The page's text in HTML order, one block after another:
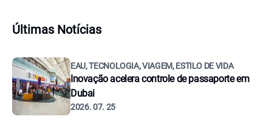
Últimas Notícias
EAU, TECNOLOGIA, VIAGEM, ESTILO DE VIDA
Inovação acelera controle de passaporte em
Dubai
2026. 07. 25